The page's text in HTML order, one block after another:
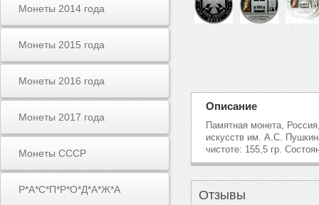
Монеты 2014 года
Монеты 2015 года
Монеты 2016 года
Монеты 2017 года
Монеты СССР
Р*А*С*П*Р*О*Д*А*Ж*А
Описание
Памятная монета,
искусств им. А.С.
чистоте: 155,5 гр.
Отзывы